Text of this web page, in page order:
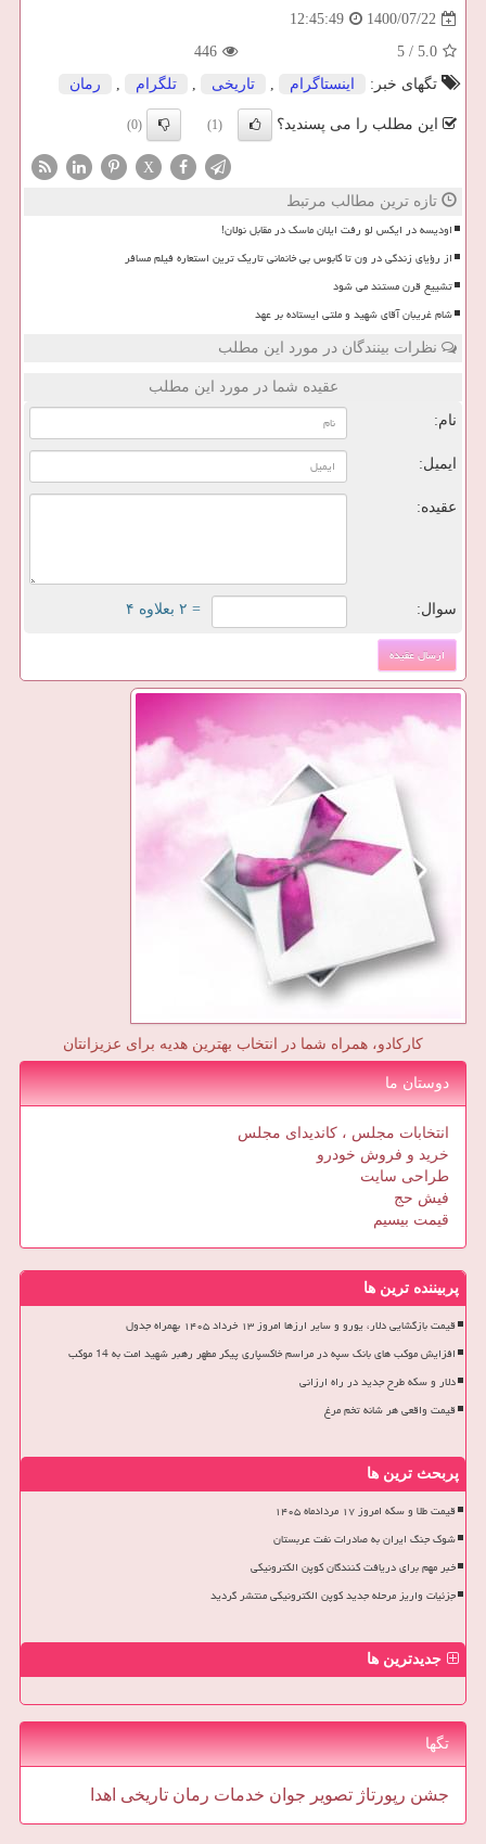
1400/07/22
12:45:49
5.0
/
5
446
تگهای خبر:
اینستاگرام , تاریخی , تلگرام , رمان
این مطلب را می پسندید؟ (1)
(0)
X
تازه ترین مطالب مرتبط
اودیسه در ایکس لو رفت ایلان ماسک در مقابل نولان!
از رؤیای زندگی در ون تا کابوس بی خانمانی تاریک ترین استعاره فیلم مسافر
تشییع قرن مستند می شود
شام غریبان آقای شهید و ملتی ایستاده بر عهد
نظرات بینندگان در مورد این مطلب
عقیده شما در مورد این مطلب
نام:
ایمیل:
عقیده:
سوال: = ۲ بعلاوه ۴
کارکادو، همراه شما در انتخاب بهترین هدیه برای عزیزانتان
دوستان ما
انتخابات مجلس ، کاندیدای مجلس
خرید و فروش خودرو
طراحی سایت
فیش حج
قیمت بیسیم
پربیننده ترین ها
قیمت بازگشایی دلار، یورو و سایر ارزها امروز ۱۳ خرداد ۱۴۰۵ بهمراه جدول
افزایش موکب های بانک سپه در مراسم خاکسپاری پیکر مطهر رهبر شهید امت به 14 موکب
دلار و سکه طرح جدید در راه ارزانی
قیمت واقعی هر شانه تخم مرغ
پربحث ترین ها
قیمت طلا و سکه امروز ۱۷ مردادماه ۱۴۰۵
شوک جنگ ایران به صادرات نفت عربستان
خبر مهم برای دریافت کنندگان کوپن الکترونیکی
جزئیات واریز مرحله جدید کوپن الکترونیکی منتشر گردید
جدیدترین ها
تگها
جشن رپورتاژ تصویر جوان خدمات رمان تاریخی اهدا